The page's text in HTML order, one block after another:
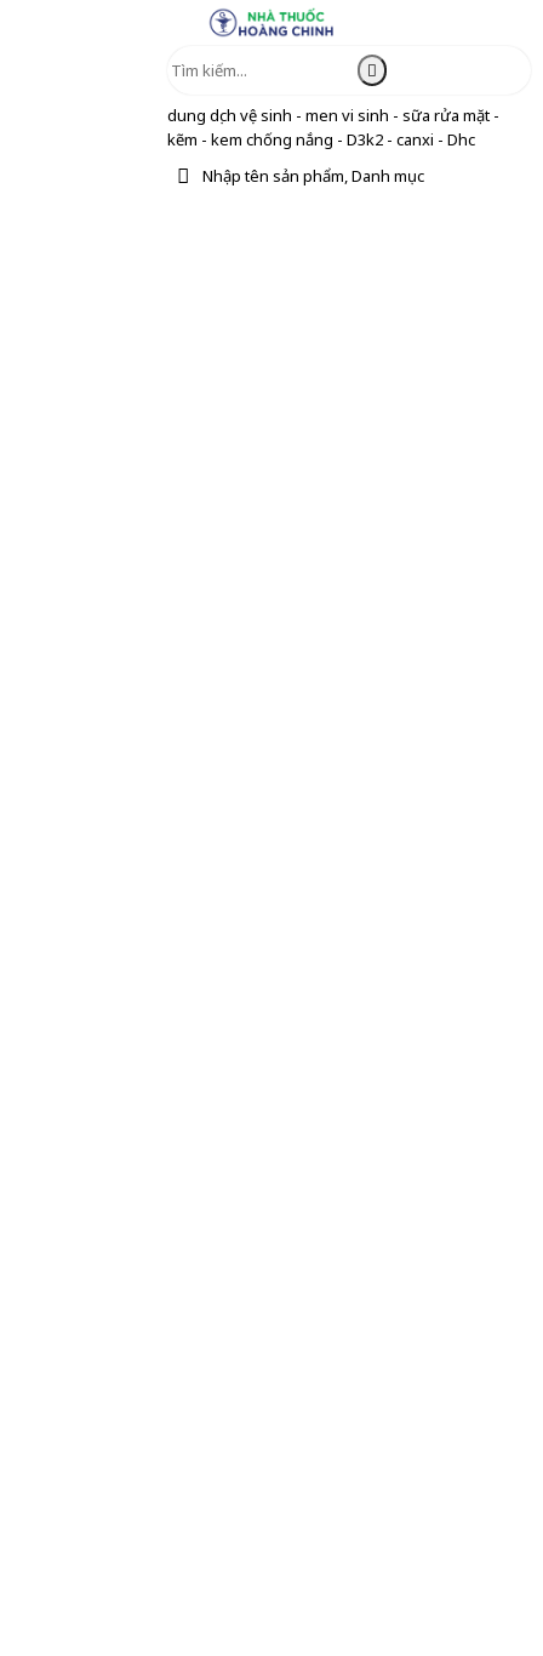
dung dịch vệ sinh - men vi sinh - sữa rửa mặt -
kẽm - kem chống nắng - D3k2 - canxi - Dhc
Nhập tên sản phẩm, Danh mục